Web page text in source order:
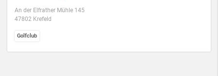
An der Elfrather Mühle 145
47802 Krefeld
Golfclub